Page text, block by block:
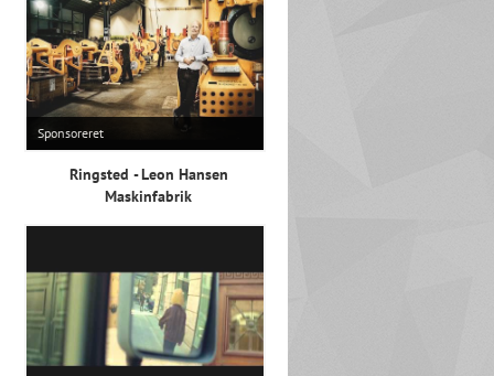
Sponsoreret
Ringsted - Leon Hansen
Maskinfabrik